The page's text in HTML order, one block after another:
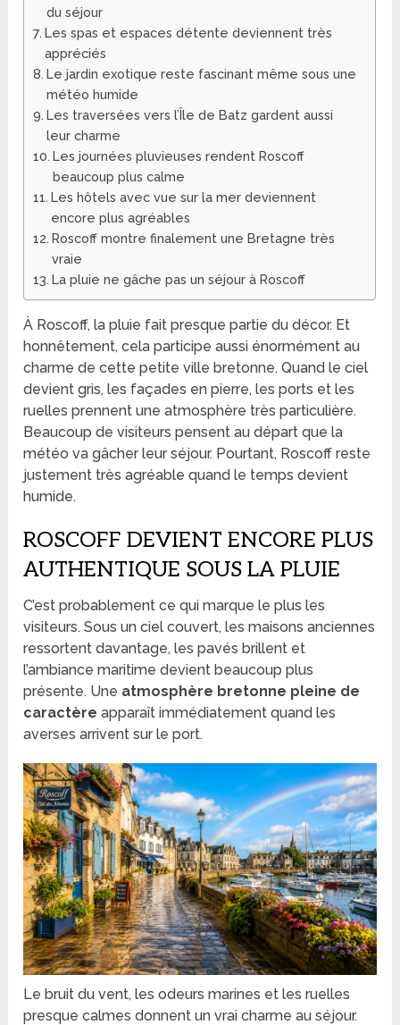
du séjour
Les spas et espaces détente deviennent très
appréciés
Le jardin exotique reste fascinant même sous une
météo humide
Les traversées vers l’Île de Batz gardent aussi
leur charme
Les journées pluvieuses rendent Roscoff
beaucoup plus calme
Les hôtels avec vue sur la mer deviennent
encore plus agréables
Roscoff montre finalement une Bretagne très
vraie
La pluie ne gâche pas un séjour à Roscoff
À Roscoff, la pluie fait presque partie du décor. Et
honnêtement, cela participe aussi énormément au
charme de cette petite ville bretonne. Quand le ciel
devient gris, les façades en pierre, les ports et les
ruelles prennent une atmosphère très particulière.
Beaucoup de visiteurs pensent au départ que la
météo va gâcher leur séjour. Pourtant, Roscoff reste
justement très agréable quand le temps devient
humide.
ROSCOFF DEVIENT ENCORE PLUS
AUTHENTIQUE SOUS LA PLUIE
C’est probablement ce qui marque le plus les
visiteurs. Sous un ciel couvert, les maisons anciennes
ressortent davantage, les pavés brillent et
l’ambiance maritime devient beaucoup plus
présente. Une atmosphère bretonne pleine de
caractère apparaît immédiatement quand les
averses arrivent sur le port.
Le bruit du vent, les odeurs marines et les ruelles
presque calmes donnent un vrai charme au séjour.